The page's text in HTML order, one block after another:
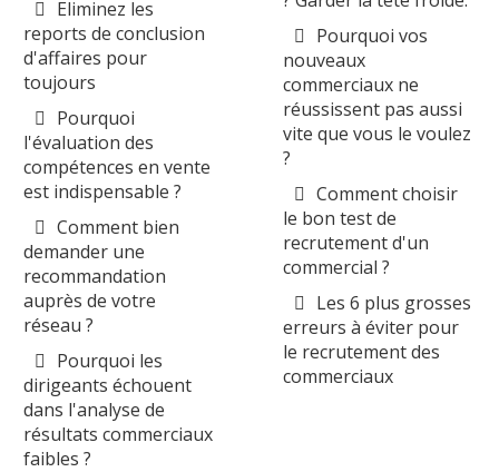
Eliminez les
reports de conclusion
d'affaires pour
toujours
Pourquoi
l'évaluation des
compétences en vente
est indispensable ?
Comment bien
demander une
recommandation
auprès de votre
réseau ?
Pourquoi les
dirigeants échouent
dans l'analyse de
résultats commerciaux
faibles ?
Pourquoi vos
nouveaux
commerciaux ne
réussissent pas aussi
vite que vous le voulez
?
Comment choisir
le bon test de
recrutement d'un
commercial ?
Les 6 plus grosses
erreurs à éviter pour
le recrutement des
commerciaux